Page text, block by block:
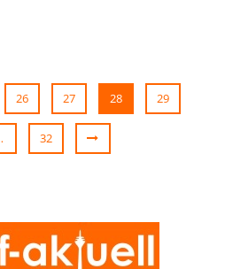
26 27 28 29
32